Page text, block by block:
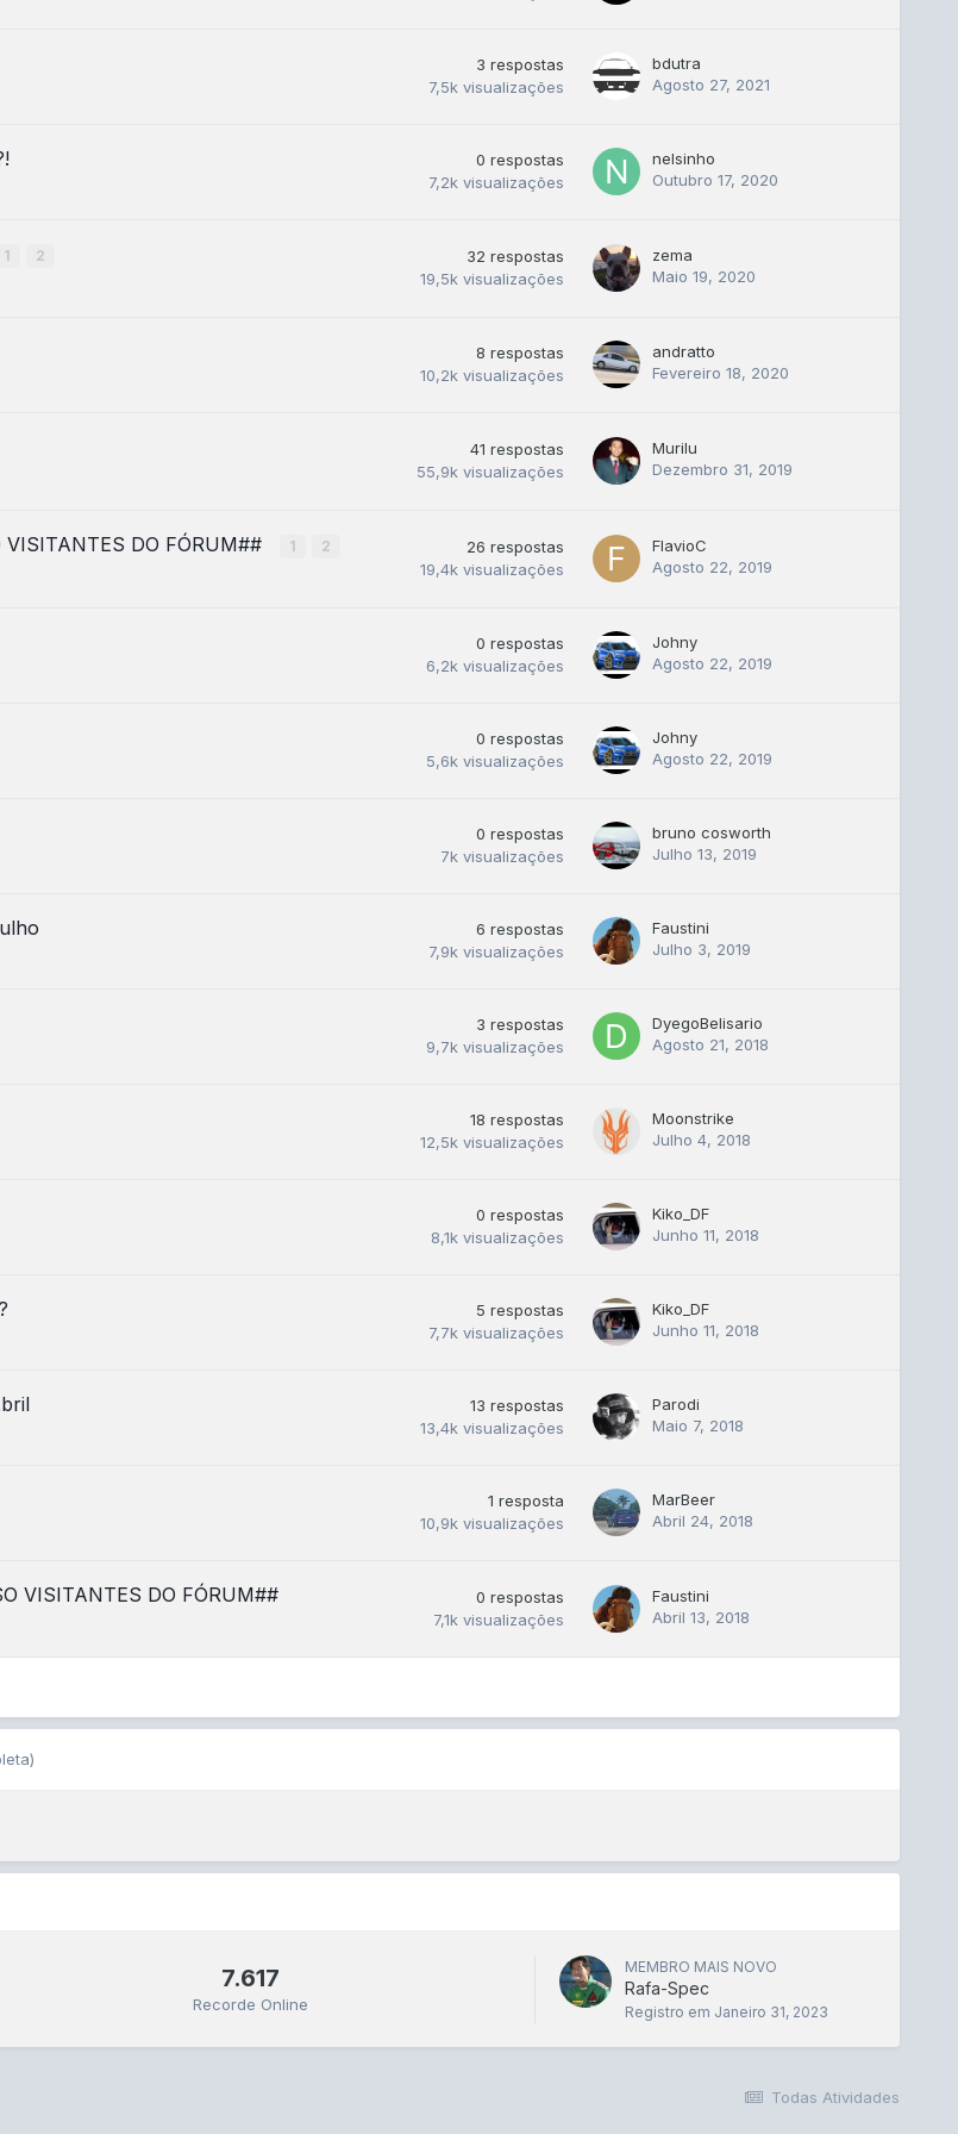
3 respostas
7,5k visualizações
bdutra
Agosto 27, 2021
0 respostas
7,2k visualizações
nelsinho
Outubro 17, 2020
1 2 32 respostas
19,5k visualizações
zema
Maio 19, 2020
8 respostas
10,2k visualizações
andratto
Fevereiro 18, 2020
41 respostas
55,9k visualizações
Murilu
Dezembro 31, 2019
DO FÓRUM## 1 2 26 respostas
19,4k visualizações
FlavioC
Agosto 22, 2019
0 respostas
6,2k visualizações
Johny
Agosto 22, 2019
0 respostas
5,6k visualizações
Johny
Agosto 22, 2019
0 respostas
7k visualizações
bruno cosworth
Julho 13, 2019
6 respostas
7,9k visualizações
Faustini
Julho 3, 2019
3 respostas
9,7k visualizações
DyegoBelisario
Agosto 21, 2018
18 respostas
12,5k visualizações
Moonstrike
Julho 4, 2018
0 respostas
8,1k visualizações
Kiko_DF
Junho 11, 2018
5 respostas
7,7k visualizações
Kiko_DF
Junho 11, 2018
13 respostas
13,4k visualizações
Parodi
Maio 7, 2018
1 resposta
10,9k visualizações
MarBeer
Abril 24, 2018
VISITANTES DO FÓRUM## 0 respostas
7,1k visualizações
Faustini
Abril 13, 2018
7.617
Recorde Online
MEMBRO MAIS NOVO
Rafa-Spec
Registro em Janeiro 31, 2023
Todas Atividades